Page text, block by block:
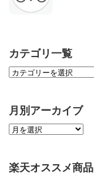
カテゴリ一覧
月別アーカイブ
楽天オススメ商品